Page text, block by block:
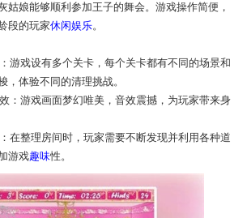
姑娘能够顺利参加王子的舞会。游戏操作简便，
段的玩家休闲娱乐。
：游戏设有多个关卡，每个关卡都有不同的场景和
，体验不同的清理挑战。
：游戏画面梦幻唯美，音效震撼，为玩家带来身
在整理房间时，玩家需要不断发现并利用各种道
游戏趣味性。